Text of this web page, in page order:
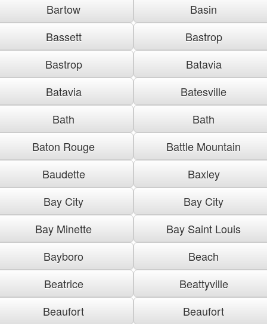
Bartow
Basin
Bassett
Bastrop
Bastrop
Batavia
Batavia
Batesville
Bath
Bath
Baton Rouge
Battle Mountain
Baudette
Baxley
Bay City
Bay City
Bay Minette
Bay Saint Louis
Bayboro
Beach
Beatrice
Beattyville
Beaufort
Beaufort